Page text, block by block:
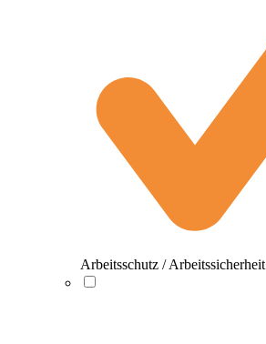
Arbeitsschutz / Arbeitssicherheit